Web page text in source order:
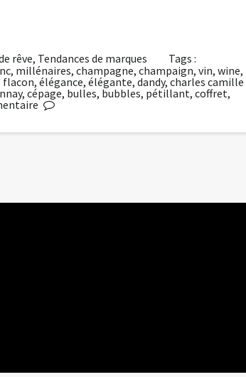
rêve, Tendances de marques
Tags :
, millénaires, champagne, champaign, vin, wine,
flacon, élégance, élégante,dandy,charles camille
, cépage, bulles, bubbles, pétillant, coffret,